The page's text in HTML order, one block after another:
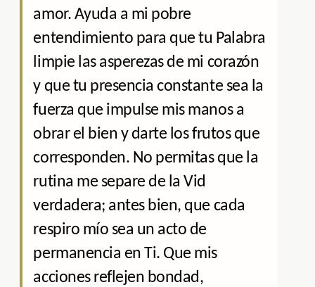
amor. Ayuda a mi pobre
entendimiento para que tu Palabra
limpie las asperezas de mi corazón
y que tu presencia constante sea la
fuerza que impulse mis manos a
obrar el bien y darte los frutos que
corresponden. No permitas que la
rutina me separe de la Vid
verdadera; antes bien, que cada
respiro mío sea un acto de
permanencia en Ti. Que mis
acciones reflejen bondad,